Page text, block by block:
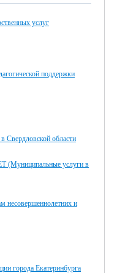
услуг
поддержки
Свердловской области
услуги в
несовершеннолетних и
города Екатеринбурга